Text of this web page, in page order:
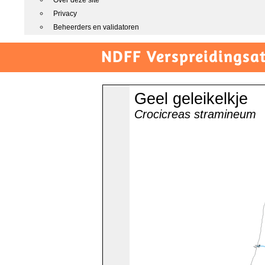
Privacy
Beheerders en validatoren
NDFF